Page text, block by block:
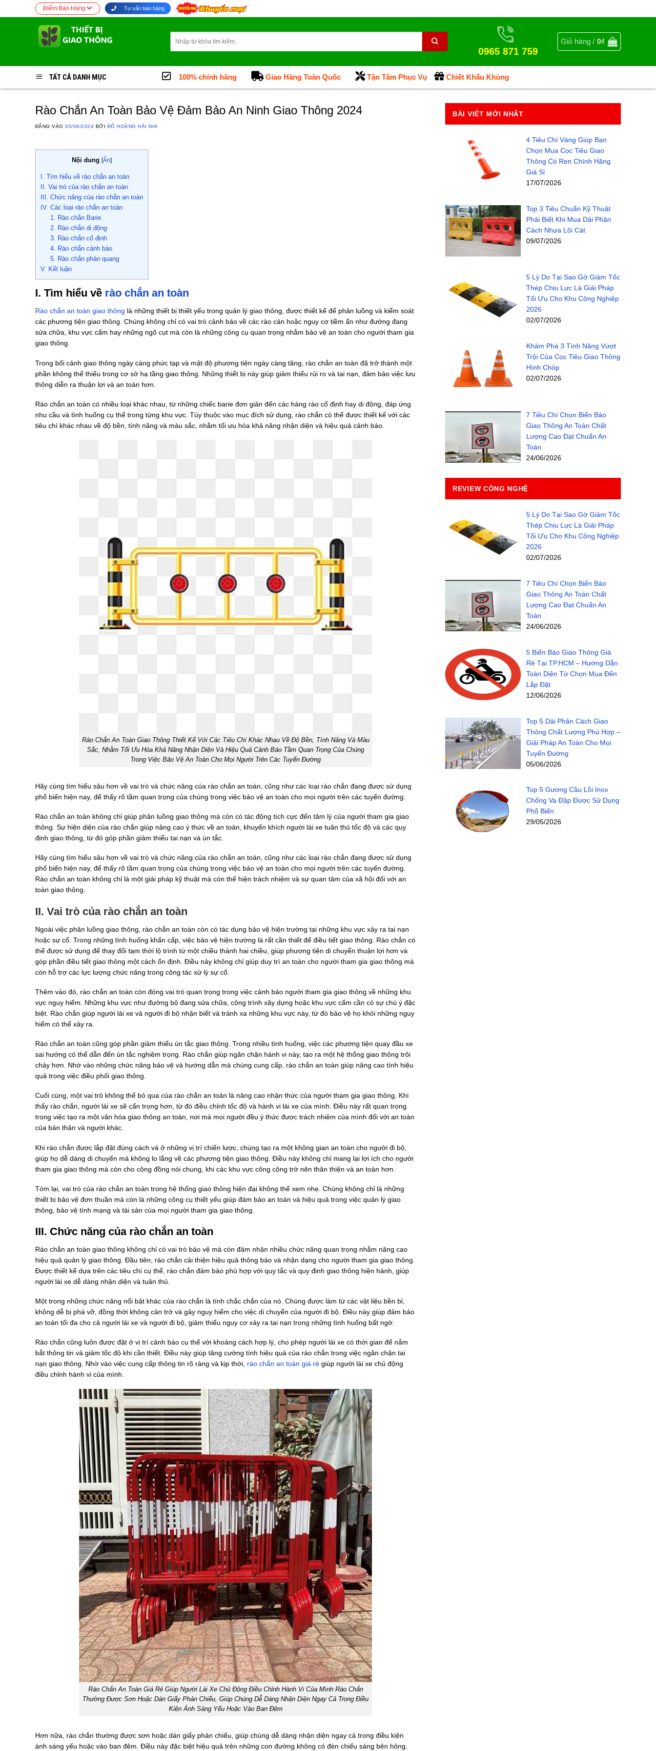
qua
Điểm Bán Hàng Tư vấn bán hàng
kiếm:
0965 871 759
Giỏ hàng /0₫
TẤT CẢ DANH MỤC 100% chính hãng Chiết Khấu Khủng
Giao Hàng Toàn Quốc Tận Tâm Phục Vụ
Rào Chắn An Toàn Bảo Vệ Đảm Bảo An Ninh Giao Thông 2024
ĐĂNG VÀO30/09/2024 BỞI ĐỖ HOÀNG HẢI NHI
Nội dung [Ẩn]
I. Tìm hiểu về rào chắn an toàn
II. Vai trò của rào chắn an toàn
III. Chức năng của rào chắn an toàn
IV. Các loại rào chắn an toàn
1. Rào chắn Barie
2. Rào chắn di động
3. Rào chắn cố định
4. Rào chắn cảnh báo
5. Rào chắn phản quang
V. Kết luận
I. Tìm hiểu về rào chắn an toàn
Rào chắn an toàn giao thông là những thiết bị thiết yếu trong quản lý giao thông, được thiết kế để phân luồng và kiểm soát
các phương tiện giao thông. Chúng không chỉ có vai trò cảnh báo về các rào cản hoặc nguy cơ tiềm ẩn như đường đang
sửa chữa, khu vực cấm hay những ngõ cụt mà còn là những công cụ quan trọng nhằm bảo vệ an toàn cho người tham gia
giao thông.
Trong bối cảnh giao thông ngày càng phức tạp và mật độ phương tiện ngày càng tăng, rào chắn an toàn đã trở thành một
phần không thể thiếu trong cơ sở hạ tầng giao thông. Những thiết bị này giúp giảm thiểu rủi ro và tai nạn, đảm bảo việc lưu
thông diễn ra thuận lợi và an toàn hơn.
Rào chắn an toàn có nhiều loại khác nhau, từ những chiếc barie đơn giản đến các hàng rào cố định hay di động, đáp ứng
nhu cầu và tình huống cụ thể trong từng khu vực. Tùy thuộc vào mục đích sử dụng, rào chắn có thể được thiết kế với các
tiêu chí khác nhau về độ bền, tính năng và màu sắc, nhằm tối ưu hóa khả năng nhận diện và hiệu quả cảnh báo.
Rào Chắn An Toàn Giao Thông Thiết Kế Với Các Tiêu Chí Khác Nhau Về Độ Bền, Tính Năng Và Màu
Sắc, Nhằm Tối Ưu Hóa Khả Năng Nhận Diện Và Hiệu Quả Cảnh Báo Tầm Quan Trọng Của Chúng
Trong Việc Bảo Vệ An Toàn Cho Mọi Người Trên Các Tuyến Đường
Hãy cùng tìm hiểu sâu hơn về vai trò và chức năng của rào chắn an toàn, cũng như các loại rào chắn đang được sử dụng
phổ biến hiện nay, để thấy rõ tầm quan trọng của chúng trong việc bảo vệ an toàn cho mọi người trên các tuyến đường.
Rào chắn an toàn không chỉ giúp phân luồng giao thông mà còn có tác động tích cực đến tâm lý của người tham gia giao
thông. Sự hiện diện của rào chắn giúp nâng cao ý thức về an toàn, khuyến khích người lái xe tuân thủ tốc độ và các quy
định giao thông, từ đó góp phần giảm thiểu tai nạn và ùn tắc.
Hãy cùng tìm hiểu sâu hơn về vai trò và chức năng của rào chắn an toàn, cũng như các loại rào chắn đang được sử dụng
phổ biến hiện nay, để thấy rõ tầm quan trọng của chúng trong việc bảo vệ an toàn cho mọi người trên các tuyến đường.
Rào chắn an toàn không chỉ là một giải pháp kỹ thuật mà còn thể hiện trách nhiệm và sự quan tâm của xã hội đối với an
toàn giao thông.
II. Vai trò của rào chắn an toàn
Ngoài việc phân luồng giao thông, rào chắn an toàn còn có tác dụng bảo vệ hiện trường tại những khu vực xảy ra tai nạn
hoặc sự cố. Trong những tình huống khẩn cấp, việc bảo vệ hiện trường là rất cần thiết để điều tiết giao thông. Rào chắn có
thể được sử dụng để thay đổi tạm thời lộ trình từ một chiều thành hai chiều, giúp phương tiện di chuyển thuận lợi hơn và
góp phần điều tiết giao thông một cách ổn định. Điều này không chỉ giúp duy trì an toàn cho người tham gia giao thông mà
còn hỗ trợ các lực lượng chức năng trong công tác xử lý sự cố.
Thêm vào đó, rào chắn an toàn còn đóng vai trò quan trọng trong việc cảnh báo người tham gia giao thông về những khu
vực nguy hiểm. Những khu vực như đường bộ đang sửa chữa, công trình xây dựng hoặc khu vực cấm cần có sự chú ý đặc
biệt. Rào chắn giúp người lái xe và người đi bộ nhận biết và tránh xa những khu vực này, từ đó bảo vệ họ khỏi những nguy
hiểm có thể xảy ra.
Rào chắn an toàn cũng góp phần giảm thiểu ùn tắc giao thông. Trong nhiều tình huống, việc các phương tiện quay đầu xe
sai hướng có thể dẫn đến ùn tắc nghiêm trọng. Rào chắn giúp ngăn chặn hành vi này, tạo ra một hệ thống giao thông trôi
chảy hơn. Nhờ vào những chức năng bảo vệ và hướng dẫn mà chúng cung cấp, rào chắn an toàn giúp nâng cao tính hiệu
quả trong việc điều phối giao thông.
Cuối cùng, một vai trò không thể bỏ qua của rào chắn an toàn là nâng cao nhận thức của người tham gia giao thông. Khi
thấy rào chắn, người lái xe sẽ cẩn trọng hơn, từ đó điều chỉnh tốc độ và hành vi lái xe của mình. Điều này rất quan trọng
trong việc tạo ra một văn hóa giao thông an toàn, nơi mà mọi người đều ý thức được trách nhiệm của mình đối với an toàn
của bản thân và người khác.
Khi rào chắn được lắp đặt đúng cách và ở những vị trí chiến lược, chúng tạo ra một không gian an toàn cho người đi bộ,
giúp họ dễ dàng di chuyển mà không lo lắng về các phương tiện giao thông. Điều này không chỉ mang lại lợi ích cho người
tham gia giao thông mà còn cho cộng đồng nói chung, khi các khu vực công cộng trở nên thân thiện và an toàn hơn.
Tóm lại, vai trò của rào chắn an toàn trong hệ thống giao thông hiện đại không thể xem nhẹ. Chúng không chỉ là những
thiết bị bảo vệ đơn thuần mà còn là những công cụ thiết yếu giúp đảm bảo an toàn và hiệu quả trong việc quản lý giao
thông, bảo vệ tính mạng và tài sản của mọi người tham gia giao thông.
III. Chức năng của rào chắn an toàn
Rào chắn an toàn giao thông không chỉ có vai trò bảo vệ mà còn đảm nhận nhiều chức năng quan trọng nhằm nâng cao
hiệu quả quản lý giao thông. Đầu tiên, rào chắn cải thiện hiệu quả thông báo và nhận dạng cho người tham gia giao thông.
Được thiết kế dựa trên các tiêu chí cụ thể, rào chắn đảm bảo phù hợp với quy tắc và quy định giao thông hiện hành, giúp
người lái xe dễ dàng nhận diện và tuân thủ.
Một trong những chức năng nổi bật khác của rào chắn là tính chắc chắn của nó. Chúng được làm từ các vật liệu bền bỉ,
không dễ bị phá vỡ, đồng thời không cản trở và gây nguy hiểm cho việc di chuyển của người đi bộ. Điều này giúp đảm bảo
an toàn tối đa cho cả người lái xe và người đi bộ, giảm thiểu nguy cơ xảy ra tai nạn trong những tình huống bất ngờ.
Rào chắn cũng luôn được đặt ở vị trí cảnh báo cụ thể với khoảng cách hợp lý, cho phép người lái xe có thời gian để nắm
bắt thông tin và giảm tốc độ khi cần thiết. Điều này giúp tăng cường tính hiệu quả của rào chắn trong việc ngăn chặn tai
nạn giao thông. Nhờ vào việc cung cấp thông tin rõ ràng và kịp thời, rào chắn an toàn giá rẻ giúp người lái xe chủ động
điều chỉnh hành vi của mình.
Rào Chắn An Toàn Giá Rẻ Giúp Người Lái Xe Chủ Động Điều Chỉnh Hành Vi Của Mình Rào Chắn
Thường Được Sơn Hoặc Dán Giấy Phản Chiếu, Giúp Chúng Dễ Dàng Nhận Diện Ngay Cả Trong Điều
Kiện Ánh Sáng Yếu Hoặc Vào Ban Đêm
Hơn nữa, rào chắn thường được sơn hoặc dán giấy phản chiếu, giúp chúng dễ dàng nhận diện ngay cả trong điều kiện
ánh sáng yếu hoặc vào ban đêm. Điều này đặc biệt hiệu quả trên những con đường không có đèn chiếu sáng bên hông.
BÀI VIẾT MỚI NHẤT
4 Tiêu Chí Vàng Giúp Bạn
Chọn Mua Cọc Tiêu Giao
Thông Có Ren Chính Hãng
Giá Sỉ
17/07/2026
Top 3 Tiêu Chuẩn Kỹ Thuật
Phải Biết Khi Mua Dải Phân
Cách Nhựa Lõi Cát
09/07/2026
5 Lý Do Tại Sao Gờ Giảm Tốc
Thép Chịu Lực Là Giải Pháp
Tối Ưu Cho Khu Công Nghiệp
2026
02/07/2026
Khám Phá 3 Tính Năng Vượt
Trội Của Cọc Tiêu Giao Thông
Hình Chóp
02/07/2026
7 Tiêu Chí Chọn Biển Báo
Giao Thông An Toàn Chất
Lượng Cao Đạt Chuẩn An
Toàn
24/06/2026
REVIEW CÔNG NGHỆ
5 Lý Do Tại Sao Gờ Giảm Tốc
Thép Chịu Lực Là Giải Pháp
Tối Ưu Cho Khu Công Nghiệp
2026
02/07/2026
7 Tiêu Chí Chọn Biển Báo
Giao Thông An Toàn Chất
Lượng Cao Đạt Chuẩn An
Toàn
24/06/2026
5 Biển Báo Giao Thông Giá
Rẻ Tại TP.HCM – Hướng Dẫn
Toàn Diện Từ Chọn Mua Đến
Lắp Đặt
12/06/2026
Top 5 Dải Phân Cách Giao
Thông Chất Lượng Phù Hợp –
Giải Pháp An Toàn Cho Mọi
Tuyến Đường
05/06/2026
Top 5 Gương Cầu Lồi Inox
Chống Va Đập Được Sử Dụng
Phổ Biến
29/05/2026